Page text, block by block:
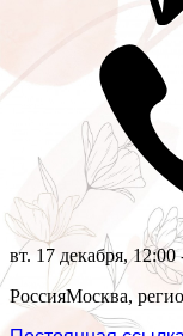
вт. 17 декабря, 12:00
РоссияМосква,